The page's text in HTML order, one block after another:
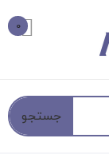
0
جستجو